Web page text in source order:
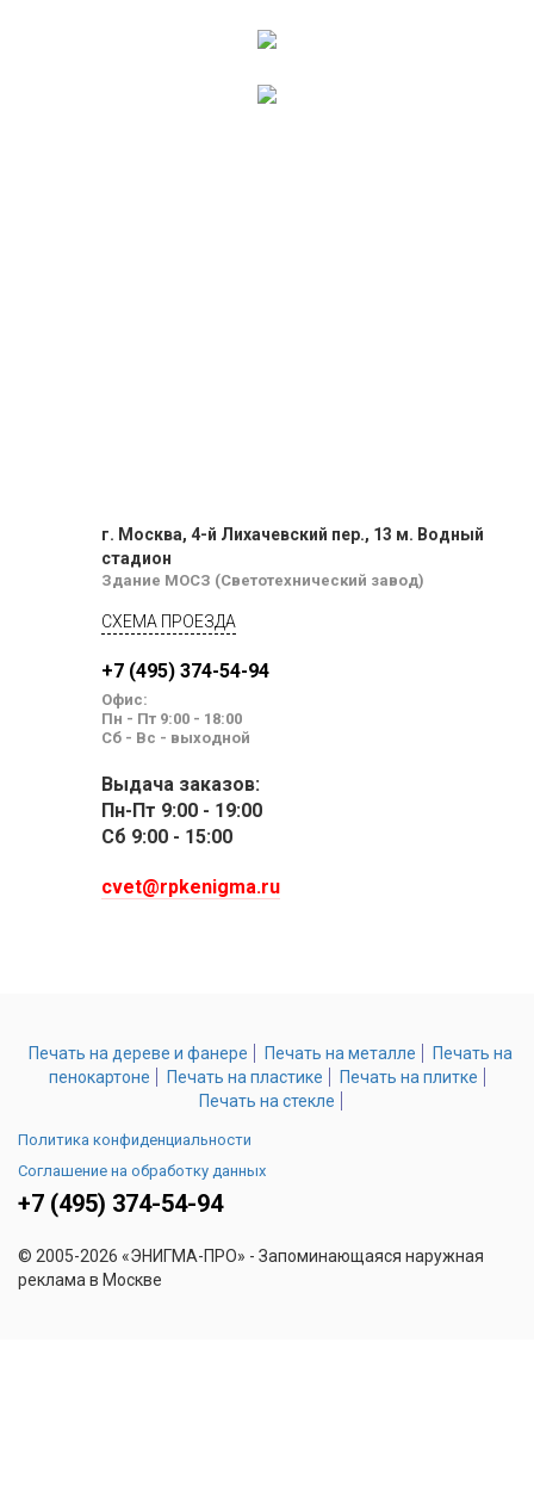
г. Москва, 4-й Лихачевский пер., 13 м. Водный
стадион
Здание МОСЗ (Светотехнический завод)
СХЕМА ПРОЕЗДА
+7 (495) 374-54-94
Офис:
Пн - Пт 9:00 - 18:00
Сб - Вс - выходной
Выдача заказов:
Пн-Пт 9:00 - 19:00
Сб 9:00 - 15:00
cvet@rpkenigma.ru
Печать на дереве и фанере Печать на металле
Печать на
пенокартоне
Печать на пластике
Печать на плитке
Печать на стекле
Политика конфиденциальности
Соглашение на обработку данных
+7 (495) 374-54-94
© 2005-2026 «ЭНИГМА-ПРО» - Запоминающаяся наружная
реклама в Москве